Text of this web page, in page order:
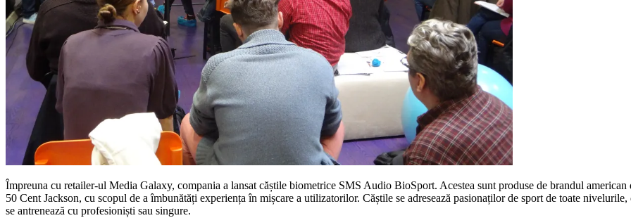
Împreuna cu retailer-ul Media Galaxy, compania a lansat căștile biometrice SMS Audio BioSport. Acestea sunt produse de brandul
50 Cent Jackson, cu scopul de a îmbunătăți experiența în mișcare a utilizatorilor. Căștile se adresează pasionaților de sport de toate
se antrenează cu profesioniști sau singure.